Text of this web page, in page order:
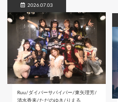
2026.07.03
Ruu/ダイバーサバイバー/東矢理芳/
清水香来/ただのゆき/りえる